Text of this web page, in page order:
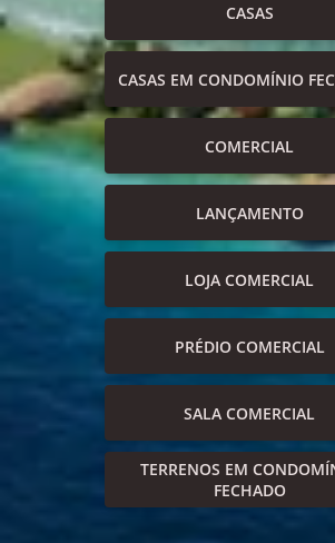
CASAS
CASAS EM CONDOMÍNIO
COMERCIAL
LANÇAMENTO
LOJA COMERCIAL
PRÉDIO COMERCIAL
SALA COMERCIAL
TERRENOS EM
FECHADO